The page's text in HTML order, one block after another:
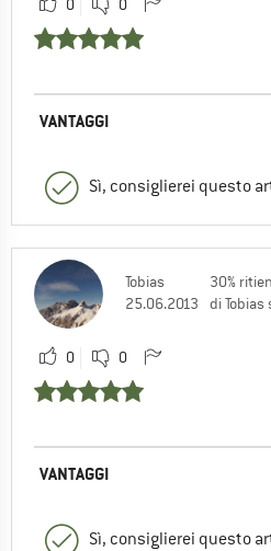
0 0
VANTAGGI
Sì, consiglierei questo
Tobias
25.06.2013
30%
di
0 0
VANTAGGI
Sì, consiglierei questo